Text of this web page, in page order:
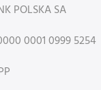
POLSKA SA
0001 0999 5254